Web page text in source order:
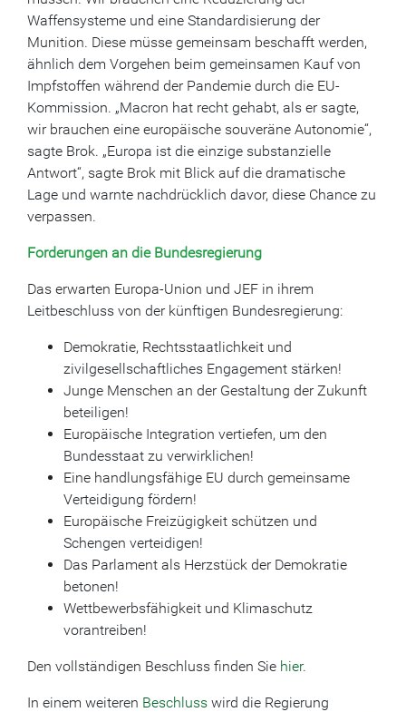
Waffensysteme und eine Standardisierung der
Munition. Diese müsse gemeinsam beschafft werden,
ähnlich dem Vorgehen beim gemeinsamen Kauf von
Impfstoffen während der Pandemie durch die EU-
Kommission. „Macron hat recht gehabt, als er sagte,
wir brauchen eine europäische souveräne Autonomie“,
sagte Brok. „Europa ist die einzige substanzielle
Antwort“, sagte Brok mit Blick auf die dramatische
Lage und warnte nachdrücklich davor, diese Chance zu
verpassen.
Forderungen an die Bundesregierung
Das erwarten Europa-Union und JEF in ihrem
Leitbeschluss von der künftigen Bundesregierung:
Demokratie, Rechtsstaatlichkeit und
zivilgesellschaftliches Engagement stärken!
Junge Menschen an der Gestaltung der Zukunft
beteiligen!
Europäische Integration vertiefen, um den
Bundesstaat zu verwirklichen!
Eine handlungsfähige EU durch gemeinsame
Verteidigung fördern!
Europäische Freizügigkeit schützen und
Schengen verteidigen!
Das Parlament als Herzstück der Demokratie
betonen!
Wettbewerbsfähigkeit und Klimaschutz
vorantreiben!
Den vollständigen Beschluss finden Sie hier.
In einem weiteren Beschluss wird die Regierung